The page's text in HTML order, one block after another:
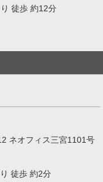
徒歩 約12分
ネオフィス三宮1101号
徒歩 約2分